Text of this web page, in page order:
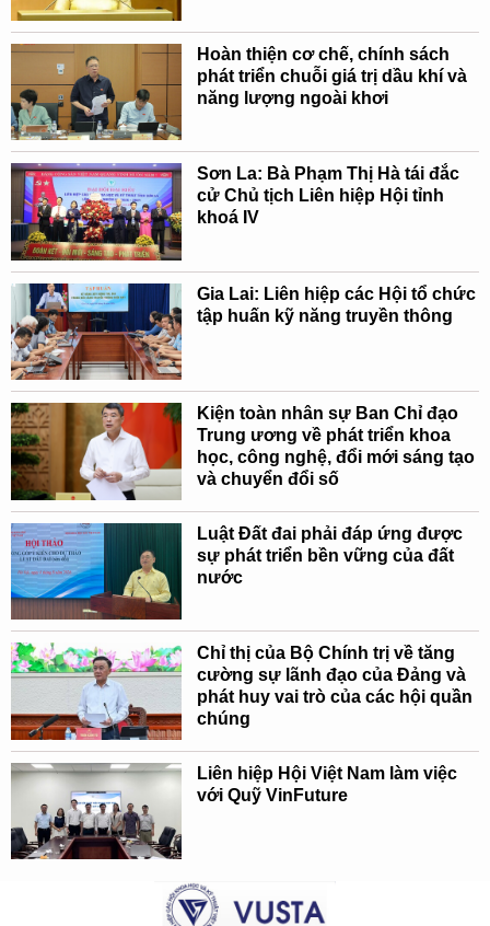
Hoàn thiện cơ chế, chính sách
phát triển chuỗi giá trị dầu khí và
năng lượng ngoài khơi
Sơn La: Bà Phạm Thị Hà tái đắc
cử Chủ tịch Liên hiệp Hội tỉnh
khoá IV
Gia Lai: Liên hiệp các Hội tổ chức
tập huấn kỹ năng truyền thông
Kiện toàn nhân sự Ban Chỉ đạo
Trung ương về phát triển khoa
học, công nghệ, đổi mới sáng tạo
và chuyển đổi số
Luật Đất đai phải đáp ứng được
sự phát triển bền vững của đất
nước
Chỉ thị của Bộ Chính trị về tăng
cường sự lãnh đạo của Đảng và
phát huy vai trò của các hội quần
chúng
Liên hiệp Hội Việt Nam làm việc
với Quỹ VinFuture